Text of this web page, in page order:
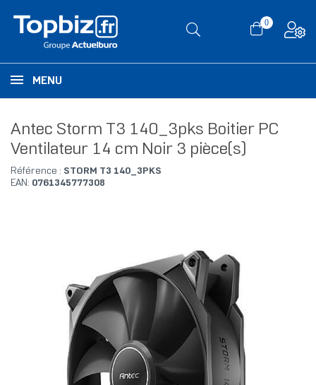
0
MENU
Antec Storm T3 140_3pks Boitier PC
Ventilateur 14 cm Noir 3 pièce(s)
Référence : STORM T3 140_3PKS
EAN: 0761345777308